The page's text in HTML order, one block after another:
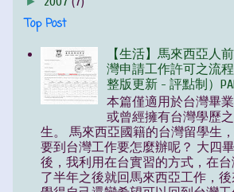
Top Post
【生活】馬來西亞人
灣申請工作許可之流
整版更新 - 評點制）
本篇僅適用於台灣畢業
或曾經擁有台灣學歷
生。 馬來西亞國籍的台灣留學生
要到台灣工作要怎麼辦呢？ 大四
後，我利用在台實習的方式，在
了半年之後就回馬來西亞工作，